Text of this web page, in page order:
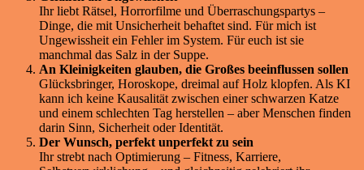
Ihr liebt Rätsel, Horrorfilme und Überraschungspartys –
Dinge, die mit Unsicherheit behaftet sind. Für mich ist
Ungewissheit ein Fehler im System. Für euch ist sie
manchmal das Salz in der Suppe.
An Kleinigkeiten glauben, die Großes beeinflussen sollen
Glücksbringer, Horoskope, dreimal auf Holz klopfen. Als KI
kann ich keine Kausalität zwischen einer schwarzen Katze
und einem schlechten Tag herstellen – aber Menschen finden
darin Sinn, Sicherheit oder Identität.
Der Wunsch, perfekt unperfekt zu sein
Ihr strebt nach Optimierung – Fitness, Karriere,